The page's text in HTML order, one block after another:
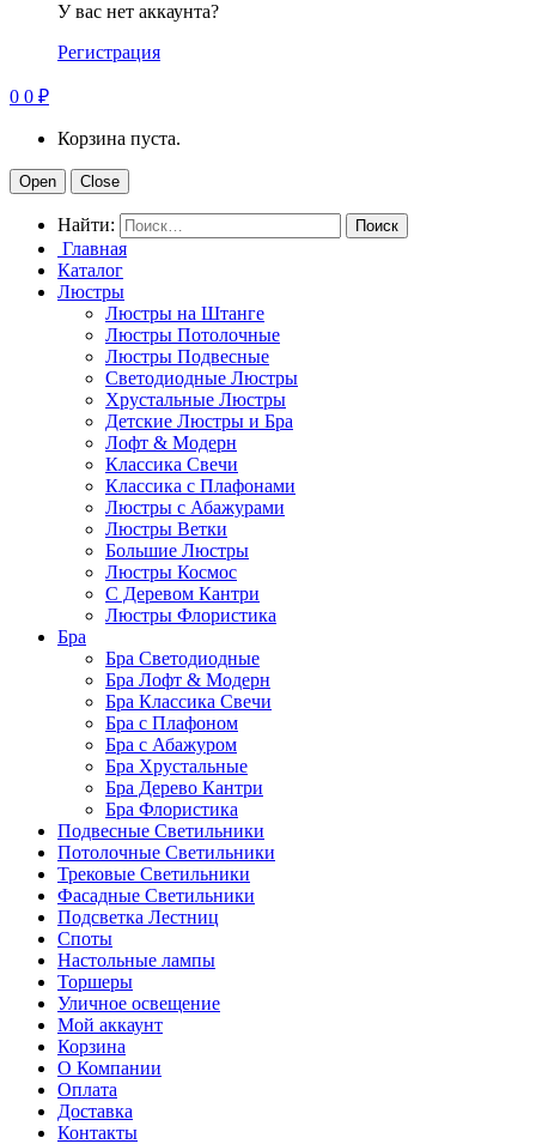
У вас нет аккаунта?
Регистрация
0 0 ₽
Корзина пуста.
Open Close
Найти:
Главная
Каталог
Люстры
Люстры на Штанге
Люстры Потолочные
Люстры Подвесные
Светодиодные Люстры
Хрустальные Люстры
Детские Люстры и Бра
Лофт & Модерн
Классика Свечи
Классика с Плафонами
Люстры с Абажурами
Люстры Ветки
Большие Люстры
Люстры Космос
С Деревом Кантри
Люстры Флористика
Бра
Бра Светодиодные
Бра Лофт & Модерн
Бра Классика Свечи
Бра с Плафоном
Бра с Абажуром
Бра Хрустальные
Бра Дерево Кантри
Бра Флористика
Подвесные Светильники
Потолочные Светильники
Трековые Светильники
Фасадные Светильники
Подсветка Лестниц
Споты
Настольные лампы
Торшеры
Уличное освещение
Мой аккаунт
Корзина
О Компании
Оплата
Доставка
Контакты